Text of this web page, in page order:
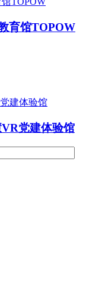
育馆TOPOW
党建体验馆